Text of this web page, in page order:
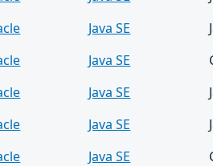
Java SE
Java SE
Java SE
Java SE
Java SE